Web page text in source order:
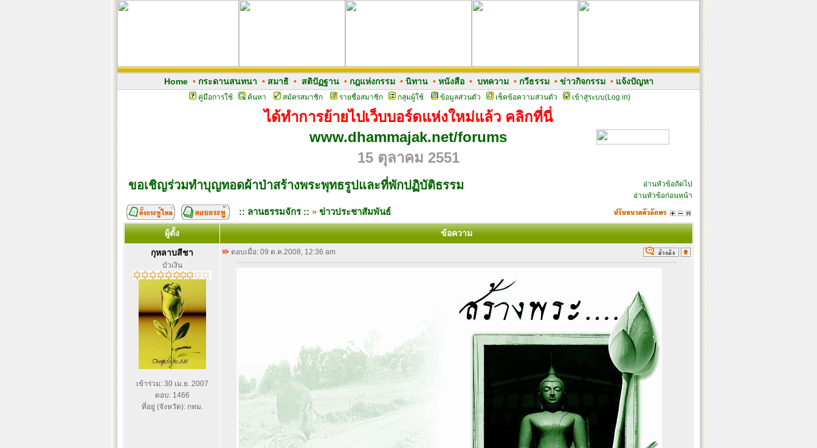
Home• กระดานสนทนา • สมาธิ• สติปัฏฐาน• กฎแห่งกรรม• นิทาน• หนังสือ• บทความ• กวีธรรม• ข่าวกิจกรรม• แจ้งปัญหา
คู่มือการใช้ ค้นหา สมัครสมาชิก รายชื่อสมาชิก กลุ่มผู้ใช้ ข้อมูลส่วนตัว เช็คข้อความส่วนตัว เข้าสู่ระบบ(Log in)
ได้ทำการย้ายไปเว็บบอร์ดแห่งใหม่แล้ว คลิกที่นี่
www.dhammajak.net/forums
15 ตุลาคม 2551
ขอเชิญร่วมทำบุญทอดผ้าป่าสร้างพระพุทธรูปและที่พักปฏิบัติธรรม
อ่านหัวข้อถัดไป
อ่านหัวข้อก่อนหน้า
:: ลานธรรมจักร :: » ข่าวประชาสัมพันธ์
ผู้ตั้ง
ข้อความ
กุหลาบสีชา
บัวเงิน
เข้าร่วม: 30 เม.ย. 2007
ตอบ: 1466
ที่อยู่ (จังหวัด): กทม.
ตอบเมื่อ: 09 ต.ค.2008, 12:36 am